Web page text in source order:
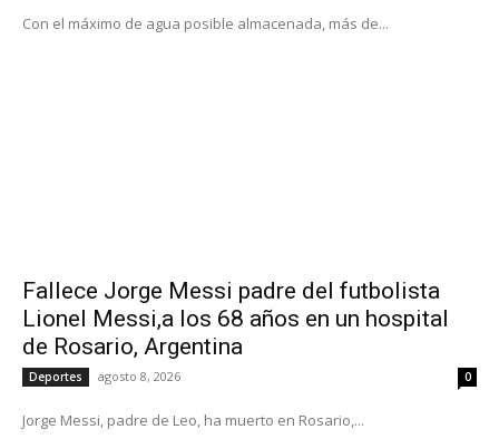
Con el máximo de agua posible almacenada, más de...
Fallece Jorge Messi padre del futbolista
Lionel Messi,a los 68 años en un hospital
de Rosario, Argentina
Deportes agosto 8, 2026 0
Jorge Messi, padre de Leo, ha muerto en Rosario,...